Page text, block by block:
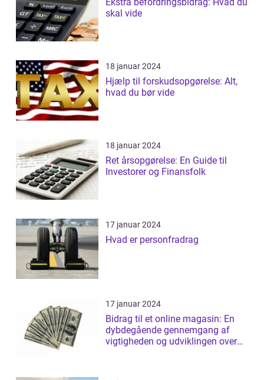
skal vide
18 januar 2024
Hjælp til forskudsopgørelse: Alt,
hvad du bør vide
18 januar 2024
Ret årsopgørelse: En Guide til
Investorer og Finansfolk
17 januar 2024
Hvad er personfradrag
17 januar 2024
Bidrag til et online magasin: En
dybdegående gennemgang af
vigtigheden og udviklingen over